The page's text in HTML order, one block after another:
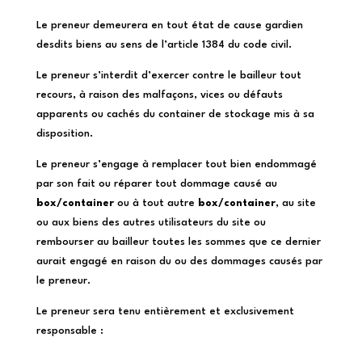
Le preneur demeurera en tout état de cause gardien
desdits biens au sens de l’article 1384 du code civil.
Le preneur s’interdit d’exercer contre le bailleur tout
recours, à raison des malfaçons, vices ou défauts
apparents ou cachés du container de stockage mis à sa
disposition.
Le preneur s’engage à remplacer tout bien endommagé
par son fait ou réparer tout dommage causé au
box/containerou à tout autre box/container, au site
ou aux biens des autres utilisateurs du site ou
rembourser au bailleur toutes les sommes que ce dernier
aurait engagé en raison du ou des dommages causés par
le preneur.
Le preneur sera tenu entièrement et exclusivement
responsable :